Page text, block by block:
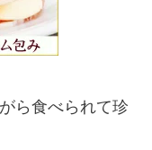
ら食べられて珍